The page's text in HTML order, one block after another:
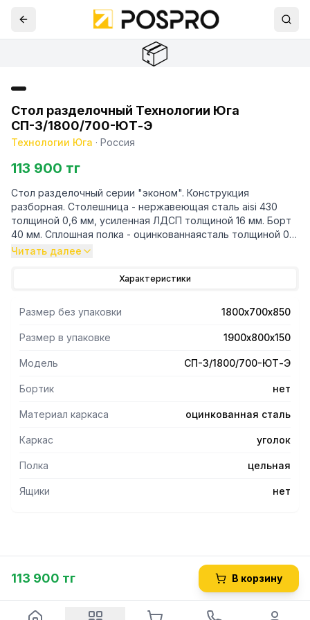
📦
Стол разделочный Технологии Юга
СП-3/1800/700-ЮТ-Э
Технологии Юга · Россия
113 900 тг
Стол разделочный серии "эконом". Конструкция
разборная. Столешница - нержавеющая сталь aisi 430
толщиной 0,6 мм, усиленная ЛДСП толщиной 16 мм. Борт
40 мм. Сплошная полка - оцинкованнаясталь толщиной 0,7
мм. Каркас - уголок 40/40 мм из оцинкованной стали
Читать далее
Характеристики
Размер без упаковки 1800х700х850
Размер в упаковке 1900х800х150
Модель СП-3/1800/700-ЮТ-Э
Бортик нет
Материал каркаса оцинкованная сталь
Каркас уголок
Полка цельная
Ящики нет
113 900 тг В корзину